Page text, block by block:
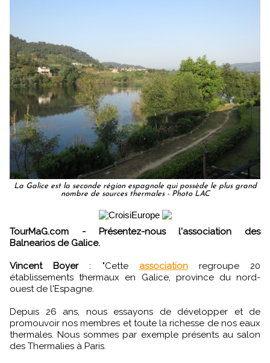
La Galice est la seconde région espagnole qui possède le plus grand
nombre de sources thermales - Photo LAC
TourMaG.com - Présentez-nous l'association des
Balnearios de Galice.
Vincent Boyer: "Cette associationregroupe 20
établissements thermaux en Galice, province du nord-
ouest de l'Espagne.
Depuis 26 ans, nous essayons de développer et de
promouvoir nos membres et toute la richesse de nos eaux
thermales. Nous sommes par exemple présents au salon
des Thermalies à Paris.